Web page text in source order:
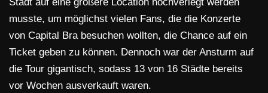
musste, um möglichst vielen Fans, die die Konzerte
von Capital Bra besuchen wollten, die Chance auf ein
Ticket geben zu können. Dennoch war der Ansturm auf
die Tour gigantisch, sodass 13 von 16 Städte bereits
vor Wochen ausverkauft waren.